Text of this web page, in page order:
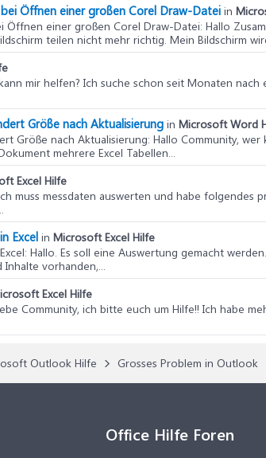
Öffnen einer großen Corel Draw-Datei in
Öffnen einer großen Corel Draw-Datei: Hallo
teilen nicht mehr richtig. Mein Bildschirm
mir helfen? Ich suche schon seit Monaten
Größe nach Aktualisierung in Microsoft Word
Größe nach Aktualisierung: Hallo Community,
mehrere Excel Tabellen...
Excel Hilfe
muss messdaten auswerten und habe folgendes
Excel in Microsoft Excel Hilfe
: Hallo. Es soll eine Auswertung gemacht
vorhanden,...
Excel Hilfe
Community, ich bitte euch um Hilfe!! Ich habe
Outlook Hilfe Grosses Problem in Outlook
Office Hilfe Foren